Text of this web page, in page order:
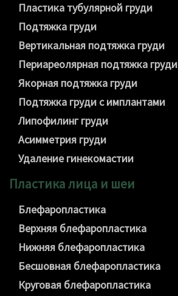
Пластика тубулярной груди
Подтяжка груди
Вертикальная подтяжка груди
Периареолярная подтяжка груди
Якорная подтяжка груди
Подтяжка груди с имплантами
Липофилинг груди
Асимметрия груди
Удаление гинекомастии
Пластика лица и шеи
Блефаропластика
Верхняя блефаропластика
Нижняя блефаропластика
Бесшовная блефаропластика
Круговая блефаропластика